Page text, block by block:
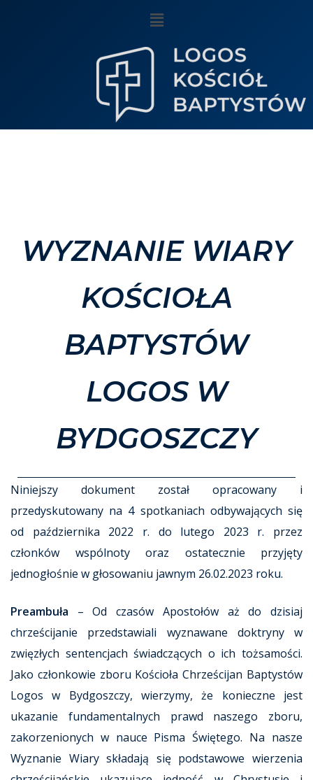
WYZNANIE WIARY
KOŚCIOŁA
BAPTYSTÓW
LOGOS W
BYDGOSZCZY
Niniejszy dokument został opracowany i
przedyskutowany na 4 spotkaniach odbywających się
od października 2022 r. do lutego 2023 r. przez
członków wspólnoty oraz ostatecznie przyjęty
jednogłośnie w głosowaniu jawnym 26.02.2023 roku.
Preambuła – Od czasów Apostołów aż do dzisiaj
chrześcijanie przedstawiali wyznawane doktryny w
zwięzłych sentencjach świadczących o ich tożsamości.
Jako członkowie zboru Kościoła Chrześcijan Baptystów
Logos w Bydgoszczy, wierzymy, że konieczne jest
ukazanie fundamentalnych prawd naszego zboru,
zakorzenionych w nauce Pisma Świętego. Na nasze
Wyznanie Wiary składają się podstawowe wierzenia